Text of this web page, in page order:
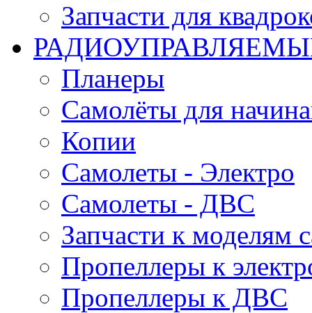
Запчасти для
Планеры
Самолёты для
Копии
Самолеты - Электро
Самолеты - ДВС
Запчасти к моделям
Пропеллеры к
Пропеллеры к ДВС